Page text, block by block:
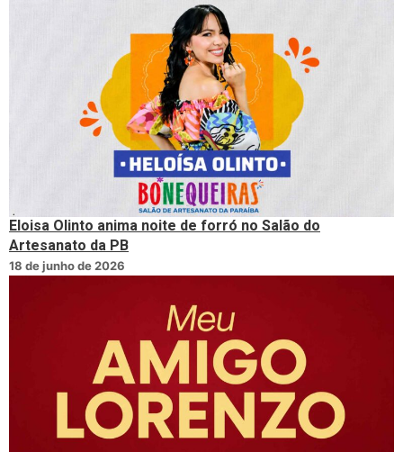
Eloisa Olinto anima noite de forró no Salão do
Artesanato da PB
18 de junho de 2026